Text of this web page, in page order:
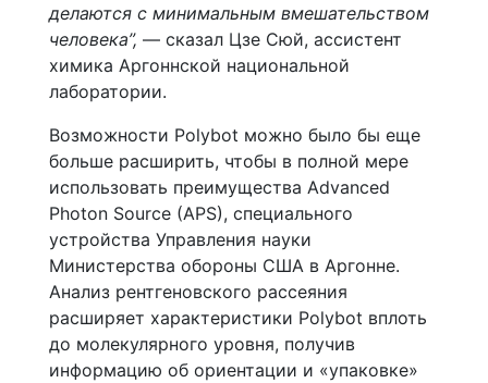
делаются с минимальным вмешательством
человека”, — сказал Цзе Сюй, ассистент
химика Аргоннской национальной
лаборатории.
Возможности Polybot можно было бы еще
больше расширить, чтобы в полной мере
использовать преимущества Advanced
Photon Source (APS), специального
устройства Управления науки
Министерства обороны США в Аргонне.
Анализ рентгеновского рассеяния
расширяет характеристики Polybot вплоть
до молекулярного уровня, получив
информацию об ориентации и «упаковке»